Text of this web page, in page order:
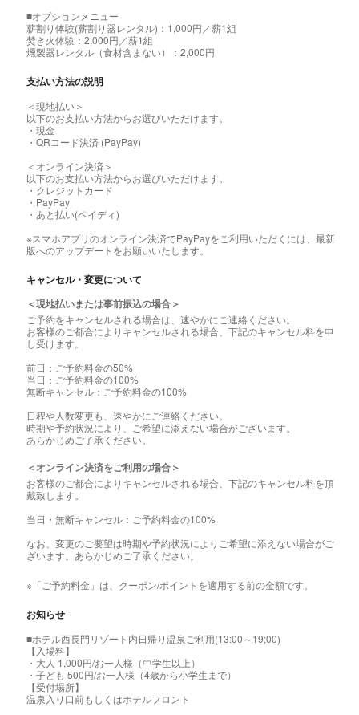
■オプションメニュー
薪割り体験(薪割り器レンタル)：1,000円／薪1組
焚き火体験：2,000円／薪1組
燻製器レンタル（食材含まない）：2,000円
支払い方法の説明
＜現地払い＞
以下のお支払い方法からお選びいただけます。
・現金
・QRコード決済 (PayPay)
＜オンライン決済＞
以下のお支払い方法からお選びいただけます。
・クレジットカード
・PayPay
・あと払い(ペイディ)
※スマホアプリのオンライン決済でPayPayをご利用いただくには、最新
版へのアップデートをお願いいたします。
キャンセル・変更について
＜現地払いまたは事前振込の場合＞
ご予約をキャンセルされる場合は、速やかにご連絡ください。
お客様のご都合によりキャンセルされる場合、下記のキャンセル料を申
し受けます。
前日：ご予約料金の50%
当日：ご予約料金の100%
無断キャンセル：ご予約料金の100%
日程や人数変更も、速やかにご連絡ください。
時期や予約状況により、ご希望に添えない場合がございます。
あらかじめご了承ください。
＜オンライン決済をご利用の場合＞
お客様のご都合によりキャンセルされる場合、下記のキャンセル料を頂
戴致します。
当日・無断キャンセル：ご予約料金の100%
なお、変更のご要望は時期や予約状況によりご希望に添えない場合がご
ざいます。あらかじめご了承ください。
※「ご予約料金」は、クーポン/ポイントを適用する前の金額です。
お知らせ
■ホテル西長門リゾート内日帰り温泉ご利用(13:00～19;00)
【入場料】
・大人 1,000円/お一人様（中学生以上）
​・子ども 500円/お一人様（4歳から小学生まで）
【受付場所】
温泉入り口前もしくはホテルフロント